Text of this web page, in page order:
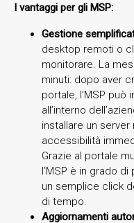
I vantaggi per gli MSP:
Gestione
desktop remoti o
monitorare. La
minuti: dopo aver
portale, l’MSP può
all’interno
installare un
accessibilità
Grazie al portale
l’MSP è in grado
un semplice click
di tempo.
Aggiornamenti